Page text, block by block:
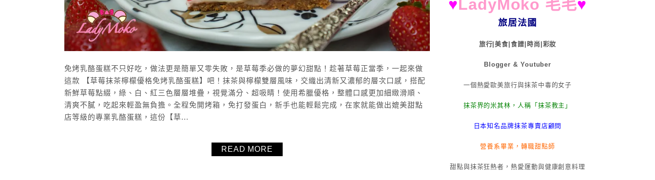
免烤乳酪蛋糕不只好吃，做法更是簡單又零失敗，是草莓季必做的夢幻甜點！趁著草莓正當季，一起來做
這款 【草莓抹茶檸檬優格免烤乳酪蛋糕】吧！抹茶與檸檬雙層風味，交織出清新又濃郁的層次口感，搭配
新鮮草莓點綴，綠、白、紅三色層層堆疊，視覺滿分、超吸睛！使用希臘優格，整體口感更加細緻滑順、
清爽不膩，吃起來輕盈無負擔。全程免開烤箱，免打發蛋白，新手也能輕鬆完成，在家就能做出媲美甜點
店等級的專業乳酪蛋糕，這份【草...
READ MORE
♥LadyMoko 毛毛♥
旅居法國
旅行|美食|食譜|時尚|彩妝
Blogger & Youtuber
一個熱愛歐美旅行與抹茶中毒的女子
抹茶界的米其林，人稱「抹茶教主」
日本知名品牌抹茶專賣店顧問
營養系畢業，轉職甜點師
甜點與抹茶狂熱者，熱愛運動與健康創意料理